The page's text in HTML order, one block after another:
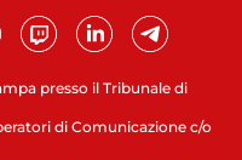
presso il Tribunale di
di Comunicazione c/o